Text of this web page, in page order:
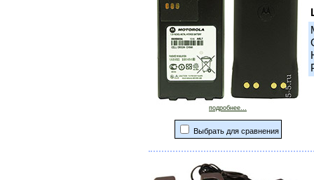
подробнее...
Выбрать для сравнения